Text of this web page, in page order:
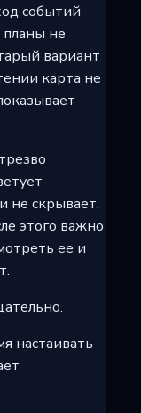
событий
планы не
вариант
карта не
не скрывает,
этого важно
ее и
настаивать